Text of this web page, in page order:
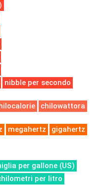
nibble per secondo
chilowattora
megahertz
gigahertz
per gallone (US)
per litro